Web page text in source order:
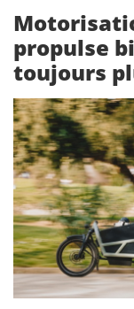
propulse
toujours